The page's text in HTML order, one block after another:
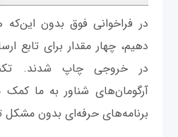
در فراخوانی فوق بدون این‌که
دهیم، چهار مقدار برای تابع
در خروجی چاپ شدند.
آرگومان‌های شناور به ما
برنامه‌های حرفه‌ای بدون مشکل